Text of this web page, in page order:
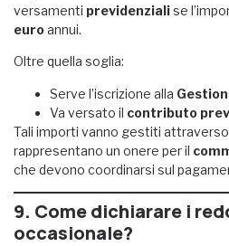
versamenti previdenzialise
euroannui.
Oltre quella soglia:
Serve l’iscrizione alla
Va versato il contributo
Tali importi vanno gestiti attraverso
rappresentano un onere per il
che devono coordinarsi sul
9. Come dichiarare i
occasionale?